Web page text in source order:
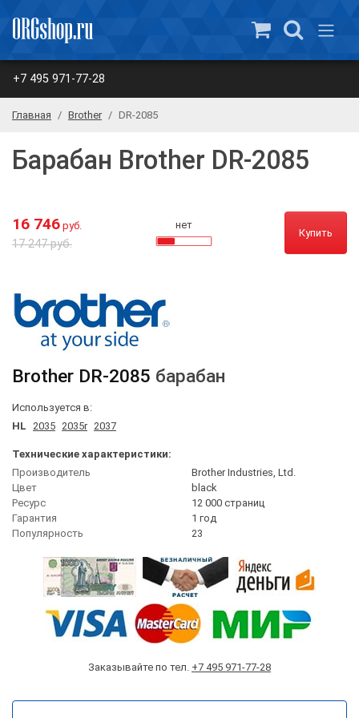
+7 495 971-77-28
Главная Brother DR-2085
Барабан Brother DR-2085
16 746 руб.
17 247 руб.
нет
Купить
Brother DR-2085 барабан
Используется в:
HL 2035 2035r 2037
Технические характеристики:
Производитель
Brother Industries, Ltd.
Цвет
black
Ресурс
12 000 страниц
Гарантия
1 год
Популярность
23
Заказывайте по тел. +7 495 971-77-28